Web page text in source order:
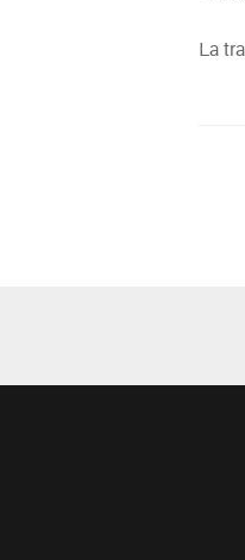
La